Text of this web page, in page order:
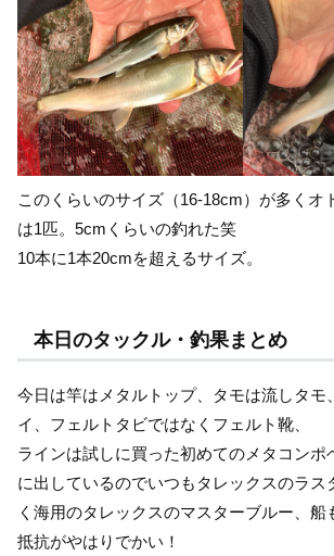
このくらいのサイズ（16-18cm）が多くオ
は1匹。5cmくらいの釣れた笑
10本に1本20cmを超えるサイズ。
本日のタックル・釣果まとめ
今日は竿はメタルトップ、タモは流しタモ
イ、フェルトタビではなくフェルト靴、
ラインは試しに買った初めてのメタコンポ
に出しているのでいつもタレックスのラス
く海用のタレックスのマスターブルー、船
抵抗がやはりでかい！